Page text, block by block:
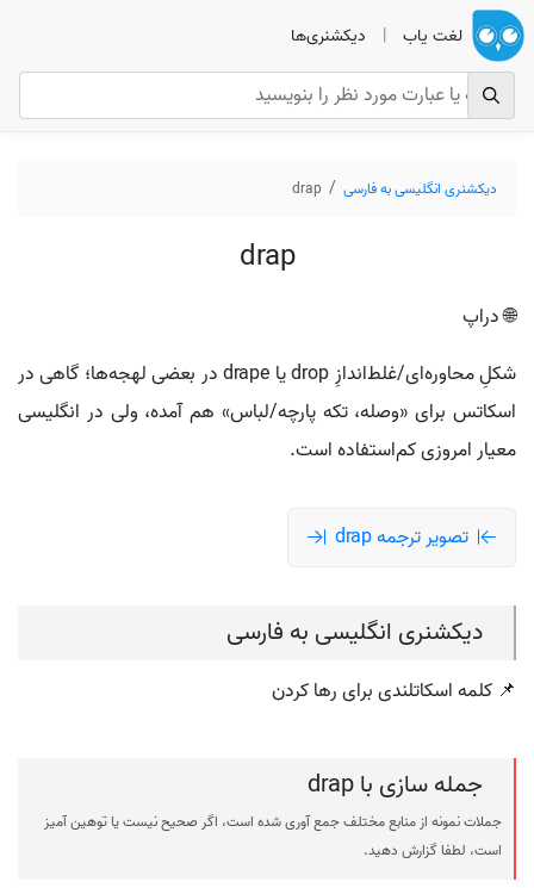
لغت یاب | دیکشنری‌ها
دیکشنری انگلیسی به فارسی drap
drap
🌐 دراپ
شکلِ محاوره‌ای/غلط‌اندازِ drop یا drape در بعضی لهجه‌ها؛ گاهی در
اسکاتس برای «وصله، تکه پارچه/لباس» هم آمده، ولی در انگلیسی
معیار امروزی کم‌استفاده است.
تصویر ترجمه drap
دیکشنری انگلیسی به فارسی
📌 کلمه اسکاتلندی برای رها کردن
جمله سازی با drap
جملات نمونه از منابع مختلف جمع آوری شده است، اگر صحیح نیست یا توهین آمیز
است، لطفا گزارش دهید.